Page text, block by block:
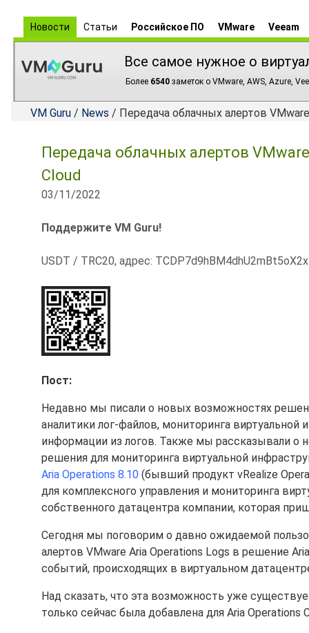
Новости Статьи Российское ПО VMware Veeam
Все самое нужное о
Более 6540 заметок о VMware, AWS, Azure,
VM Guru / News / Передача облачных алертов
Передача облачных алертов
Cloud
03/11/2022
Поддержите VM Guru!
USDT / TRC20, адрес:
Пост:
Недавно мы писали о новых возможностях
аналитики лог-файлов, мониторинга
информации из логов. Также мы рассказывали о
решения для мониторинга виртуальной
Aria Operations 8.10 (бывший продукт vRealize
для комплексного управления и мониторинга
собственного датацентра компании, которая
Сегодня мы поговорим о давно ожидаемой
алертов VMware Aria Operations Logs в решение
событий, происходящих в виртуальном
Над сказать, что эта возможность уже
только сейчас была добавлена для Aria Operations